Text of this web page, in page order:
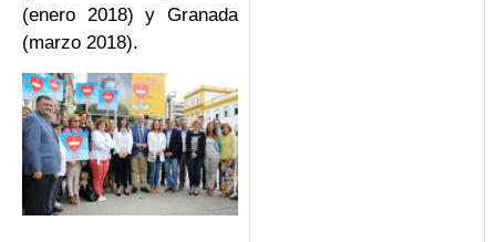
(enero 2018) y Granada
(marzo 2018).